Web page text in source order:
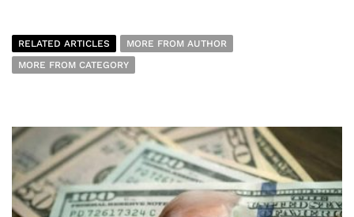
RELATED ARTICLES
MORE FROM AUTHOR
MORE FROM CATEGORY